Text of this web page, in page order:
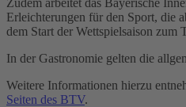
Erleichterungen für den Sport, die
dem Start der Wettspielsaison zum
In der Gastronomie gelten die
Weitere Informationen hierzu
Seiten des BTV.